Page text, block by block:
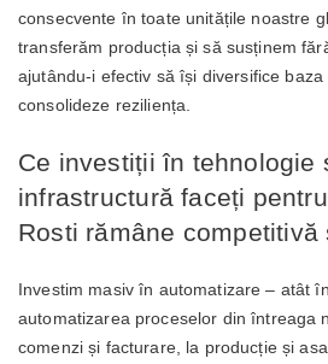
consecvente în toate unitățile noastre
transferăm producția și să susținem
ajutându-i efectiv să își diversifice
consolideze reziliența.
Ce investiții în tehnologie
infrastructură faceți
Rosti rămâne competitivă
Investim masiv în automatizare – atât
automatizarea proceselor din întreaga
comenzi și facturare, la producție și